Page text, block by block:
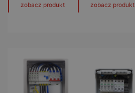
zobacz produkt zobacz produkt